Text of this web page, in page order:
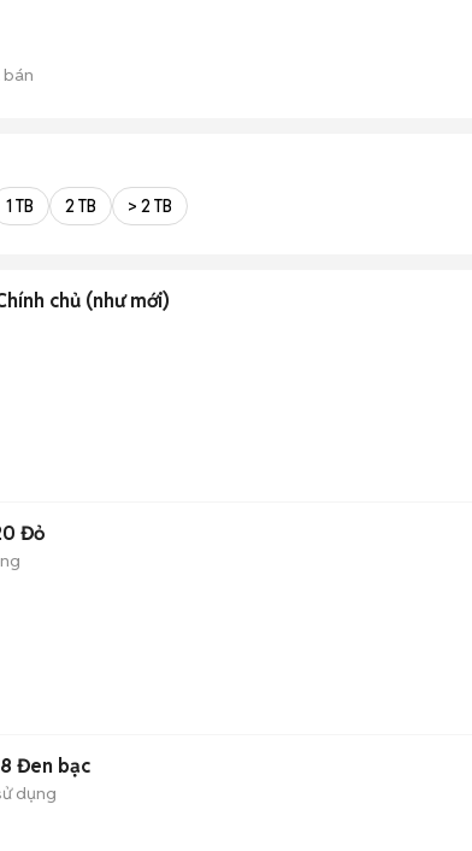
bán
1 TB 2 TB > 2 TB
chủ (như mới)
Đỏ
Đen bạc
dụng